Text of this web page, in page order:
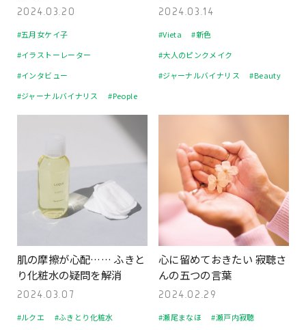
2024.03.20
#五月女ケイ子
#イラストーレーター
#インタビュー
#ジャーナルバイナリス
#People
2024.03.14
#Vieta
#新色
#大人のピンクメイク
#ジャーナルバイナリス
#Beauty
肌の摩擦が心配…… ふきと
り化粧水の疑問を解消
2024.03.07
#ルクエ #ふきとり化粧水
心に留めておきたい 寂聴さ
んの五つの言葉
2024.02.29
#瀬尾まなほ #瀬戸内寂聴